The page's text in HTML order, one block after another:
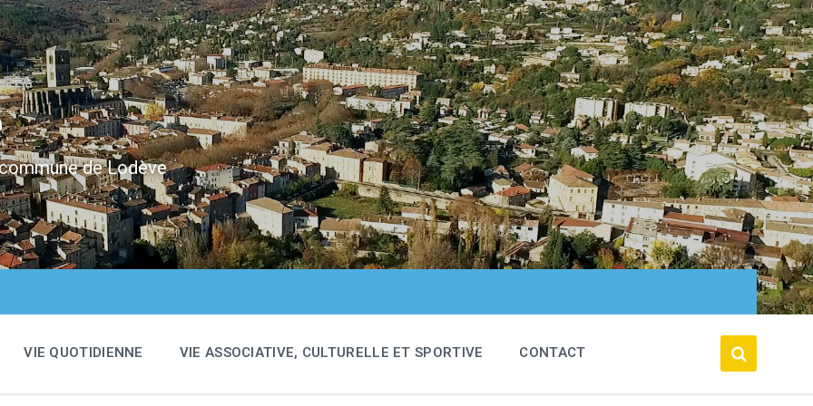
de Lodève
VIE QUOTIDIENNE VIE ASSOCIATIVE, CULTURELLE ET SPORTIVE CONTACT